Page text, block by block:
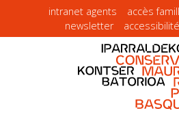
intranet agents accès
newsletter
accessibilité